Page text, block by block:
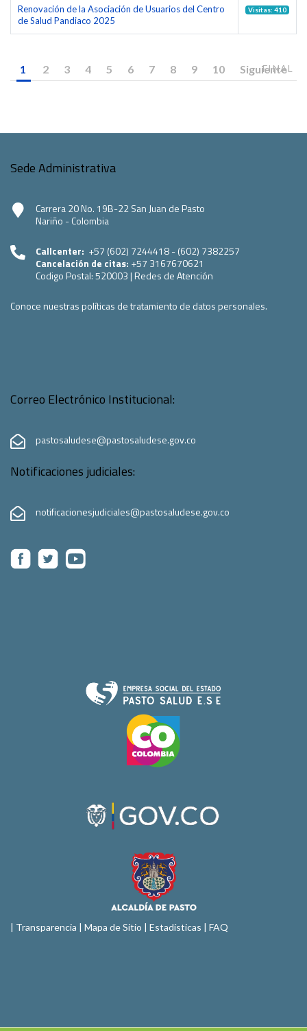
Renovación de la Asociación de Usuarios del Centro
de Salud Pandiaco 2025
Visitas: 410
1 2 3 4 5 6 7 8 9 10 Siguiente
FINAL
Sede Administrativa
Carrera 20 No. 19B-22 San Juan de Pasto
Nariño - Colombia
Callcenter: +57 (602) 7244418 - (602) 7382257
Cancelación de citas: +57 3167670621
Codigo Postal:520003 | Redes de Atención
Conoce nuestras políticas de tratamiento de datos personales.
Correo Electrónico Institucional:
pastosaludese@pastosaludese.gov.co
Notificaciones judiciales:
notificacionesjudiciales@pastosaludese.gov.co
| Transparencia | Mapa de Sitio | Estadísticas | FAQ